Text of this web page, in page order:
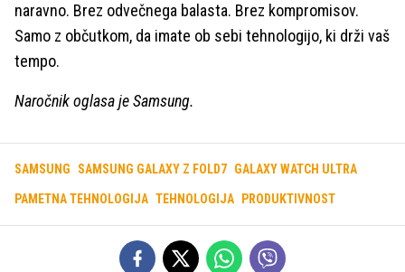
naravno. Brez odvečnega balasta. Brez kompromisov.
Samo z občutkom, da imate ob sebi tehnologijo, ki drži vaš
tempo.
Naročnik oglasa je Samsung.
SAMSUNG SAMSUNG GALAXY Z FOLD7 GALAXY WATCH ULTRA
PAMETNA TEHNOLOGIJA TEHNOLOGIJA PRODUKTIVNOST